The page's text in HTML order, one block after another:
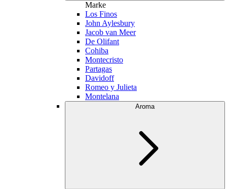
Marke
Los Finos
John Aylesbury
Jacob van Meer
De Olifant
Cohiba
Montecristo
Partagas
Davidoff
Romeo y Julieta
Montelana
Aroma